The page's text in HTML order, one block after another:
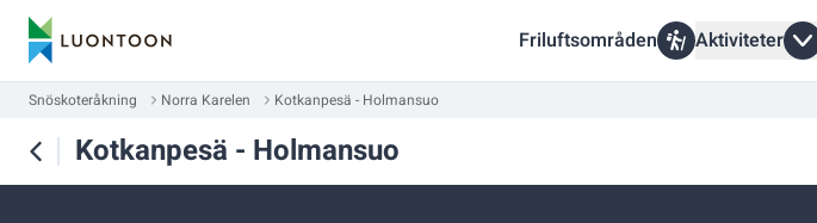
Friluftsområden Aktiviteter
Snöskoteråkning Norra Karelen Kotkanpesä - Holmansuo
Kotkanpesä - Holmansuo